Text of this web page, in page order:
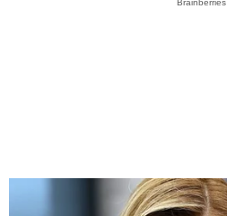
Brainberries